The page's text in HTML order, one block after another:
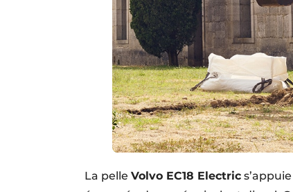
La pelle Volvo EC18 Electric